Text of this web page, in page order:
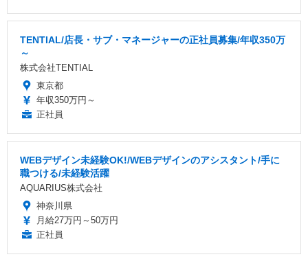
TENTIAL/店長・サブ・マネージャーの正社員募集/年収350万
～
株式会社TENTIAL
東京都
年収350万円～
正社員
WEBデザイン未経験OK!/WEBデザインのアシスタント/手に
職つける/未経験活躍
AQUARIUS株式会社
神奈川県
月給27万円～50万円
正社員